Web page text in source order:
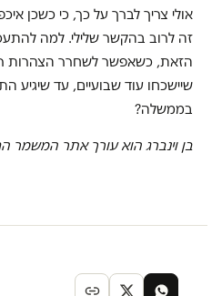
אולי צריך לברך על כך, כי כשכן
זה לרוב בהקשר שלילי. למה
הזאת, כשאפשר לשחרר הצהרות
שיישכחו עוד שבועיים, עד שיגיע
בממשלה?
בן וינברג הוא עורך אתר המשמר